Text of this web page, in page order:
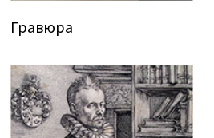
Гравюра